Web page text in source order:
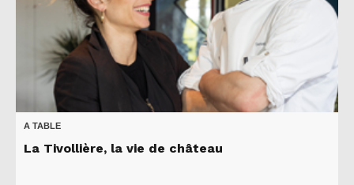
A TABLE
La Tivollière, la vie de château